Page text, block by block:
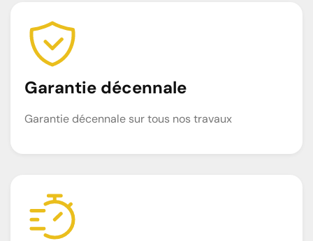
Garantie décennale
Garantie décennale sur tous nos travaux